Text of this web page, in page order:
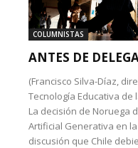
COLUMNISTAS
ANTES DE
(Francisco Silva-Díaz,
Tecnología Educativa de
La decisión de Noruega
Artificial Generativa en
discusión que Chile